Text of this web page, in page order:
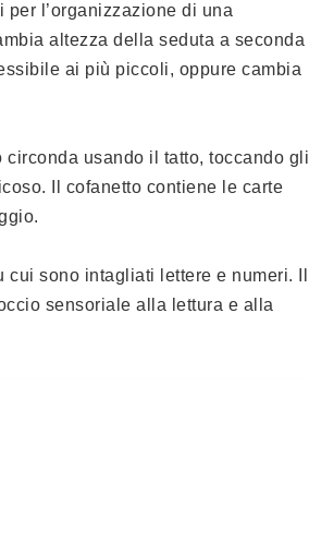
per l’organizzazione di una
altezza della seduta a seconda
ai più piccoli, oppure cambia
usando il tatto, toccando gli
Il cofanetto contiene le carte
sono intagliati lettere e numeri. Il
sensoriale alla lettura e alla